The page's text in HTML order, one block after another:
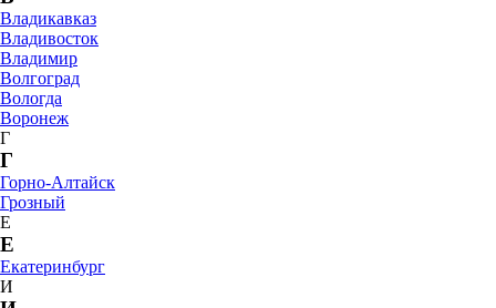
Владикавказ
Владивосток
Владимир
Волгоград
Вологда
Воронеж
Г
Г
Горно-Алтайск
Грозный
Е
Е
Екатеринбург
И